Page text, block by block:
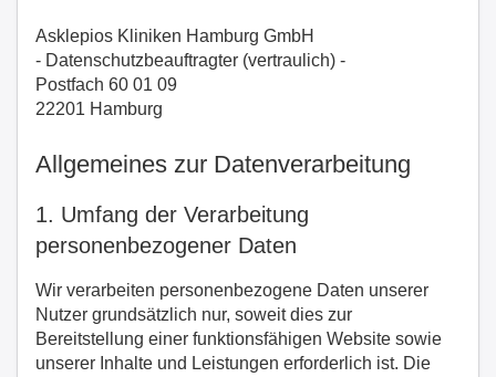
Asklepios Kliniken Hamburg GmbH
- Datenschutzbeauftragter (vertraulich) -
Postfach 60 01 09
22201 Hamburg
Allgemeines zur Datenverarbeitung
1. Umfang der Verarbeitung
personenbezogener Daten
Wir verarbeiten personenbezogene Daten unserer
Nutzer grundsätzlich nur, soweit dies zur
Bereitstellung einer funktionsfähigen Website sowie
unserer Inhalte und Leistungen erforderlich ist. Die